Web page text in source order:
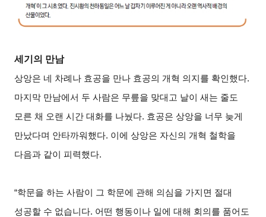
세기의 만남
상앙은 네 차례나 효공을 만나 효공의 개혁 의지를 확인했다.
마지막 만남에서 두 사람은 무릎을 맞대고 날이 새는 줄도
모른 채 오랜 시간 대화를 나눴다. 효공은 상앙을 너무 늦게
만났다며 안타까워했다. 이에 상앙은 자신의 개혁 철학을
다음과 같이 피력했다.
“학문을 하는 사람이 그 학문에 관해 의심을 가지면 절대
성공할 수 없습니다. 어떤 행동이나 일에 대해 회의를 품어도